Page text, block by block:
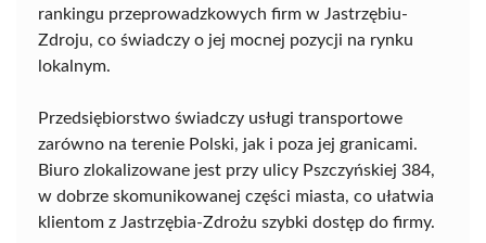
rankingu przeprowadzkowych firm w Jastrzębiu-
Zdroju, co świadczy o jej mocnej pozycji na rynku
lokalnym.
Przedsiębiorstwo świadczy usługi transportowe
zarówno na terenie Polski, jak i poza jej granicami.
Biuro zlokalizowane jest przy ulicy Pszczyńskiej 384,
w dobrze skomunikowanej części miasta, co ułatwia
klientom z Jastrzębia-Zdrożu szybki dostęp do firmy.